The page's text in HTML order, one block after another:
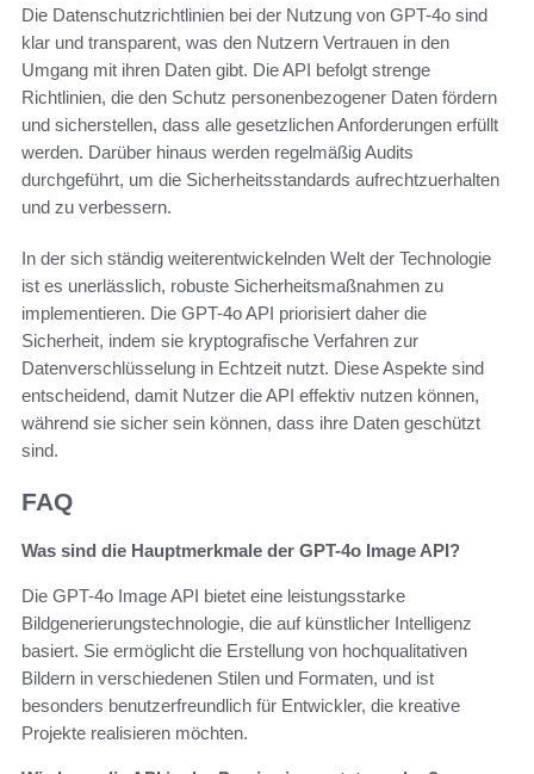
Die Datenschutzrichtlinien bei der Nutzung von GPT-4o sind
klar und transparent, was den Nutzern Vertrauen in den
Umgang mit ihren Daten gibt. Die API befolgt strenge
Richtlinien, die den Schutz personenbezogener Daten fördern
und sicherstellen, dass alle gesetzlichen Anforderungen erfüllt
werden. Darüber hinaus werden regelmäßig Audits
durchgeführt, um die Sicherheitsstandards aufrechtzuerhalten
und zu verbessern.
In der sich ständig weiterentwickelnden Welt der Technologie
ist es unerlässlich, robuste Sicherheitsmaßnahmen zu
implementieren. Die GPT-4o API priorisiert daher die
Sicherheit, indem sie kryptografische Verfahren zur
Datenverschlüsselung in Echtzeit nutzt. Diese Aspekte sind
entscheidend, damit Nutzer die API effektiv nutzen können,
während sie sicher sein können, dass ihre Daten geschützt
sind.
FAQ
Was sind die Hauptmerkmale der GPT-4o Image API?
Die GPT-4o Image API bietet eine leistungsstarke
Bildgenerierungstechnologie, die auf künstlicher Intelligenz
basiert. Sie ermöglicht die Erstellung von hochqualitativen
Bildern in verschiedenen Stilen und Formaten, und ist
besonders benutzerfreundlich für Entwickler, die kreative
Projekte realisieren möchten.